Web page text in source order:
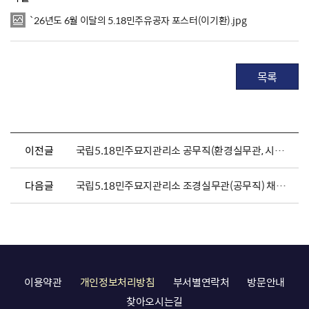
`26년도 6월 이달의 5.18민주유공자 포스터(이기환).jpg
목록
이전글 국립5.18민주묘지관리소 공무직(환경실무관, 시설실무관) 채용 서류전형 합격자 발표 및 면접시험 공고
다음글 국립5.18민주묘지관리소 조경실무관(공무직) 채용시험 최종합격자 및 제출서류 안내 공고
이용약관 개인정보처리방침 부서별연락처
방문안내
찾아오시는길